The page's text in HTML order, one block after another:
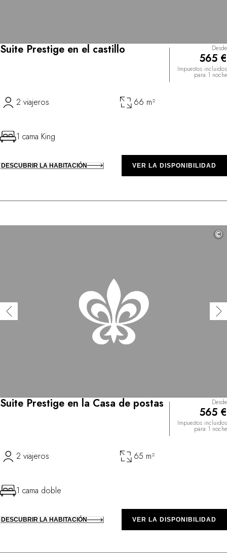
Suite Prestige en el castillo Desde
565 €
Impuestos incluidos
para 1 noche
2 viajeros 66 m²
1 cama King
DESCUBRIR LA HABITACIÓN VER LA DISPONIBILIDAD
©
Suite Prestige en la Casa de postas Desde
565 €
Impuestos incluidos
para 1 noche
2 viajeros 65 m²
1 cama doble
DESCUBRIR LA HABITACIÓN VER LA DISPONIBILIDAD